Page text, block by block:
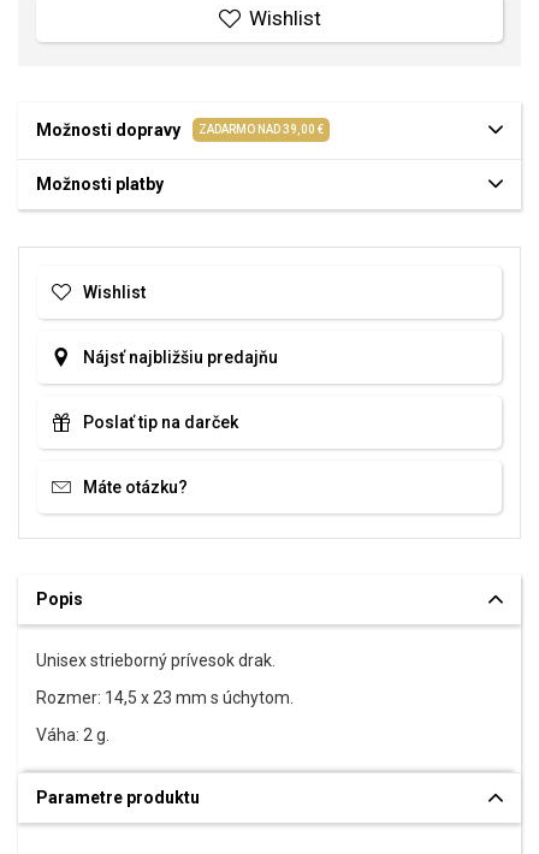
Wishlist
Možnosti dopravy ZADARMO NAD 39,00 €
Možnosti platby
Wishlist
Nájsť najbližšiu predajňu
Poslať tip na darček
Máte otázku?
Popis
Unisex strieborný prívesok drak.
Rozmer: 14,5 x 23 mm s úchytom.
Váha: 2 g.
Parametre produktu